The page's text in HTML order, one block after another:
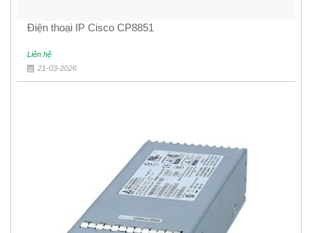
Điện thoại IP Cisco CP8851
Liên hệ
21-03-2026